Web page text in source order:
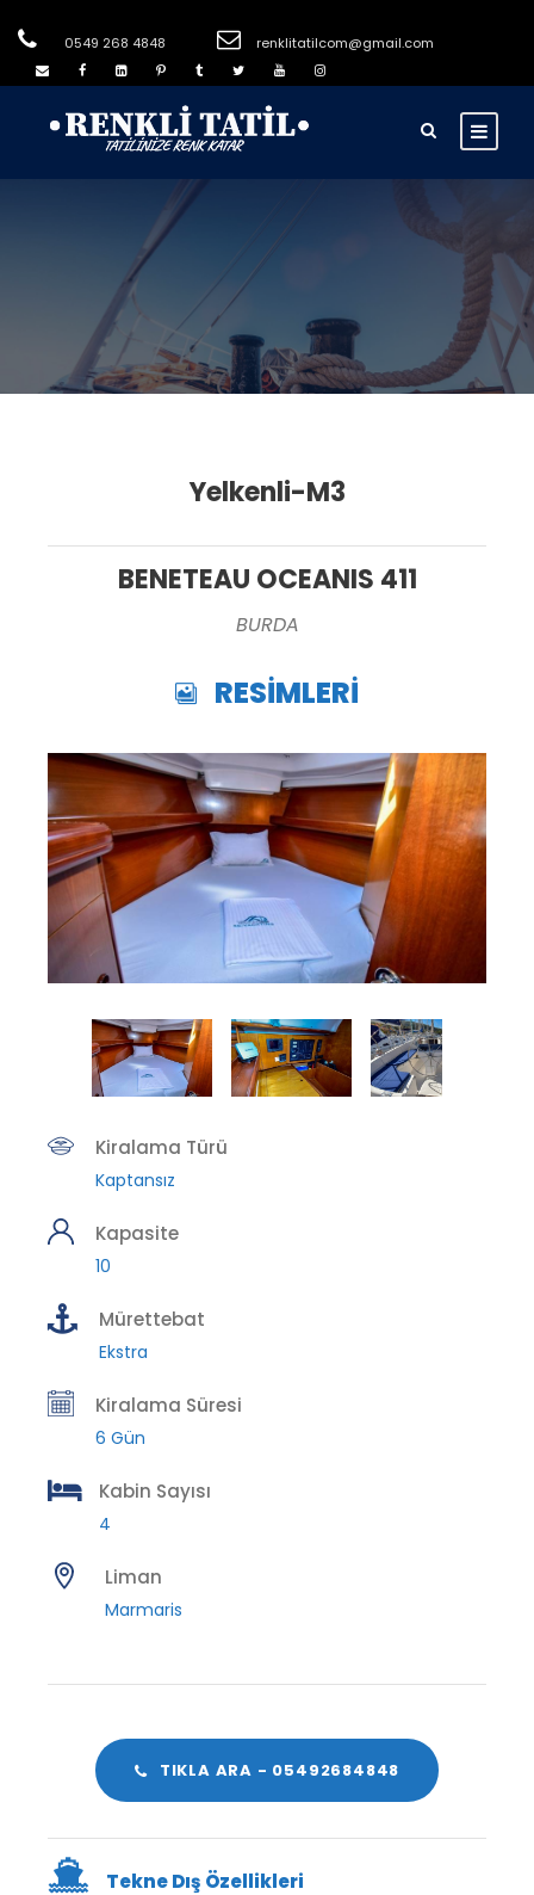
0549 268 4848 renklitatilcom@gmail.com
Yelkenli-M3
BENETEAU OCEANIS 411
BURDA
RESİMLERİ
Kiralama Türü
Kaptansız
Kapasite
10
Mürettebat
Ekstra
Kiralama Süresi
6 Gün
Kabin Sayısı
4
Liman
Marmaris
TIKLA ARA - 05492684848
Tekne Dış Özellikleri